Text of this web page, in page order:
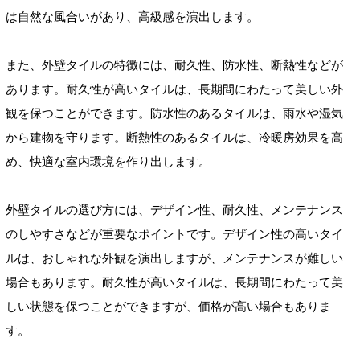
は自然な風合いがあり、高級感を演出します。
また、外壁タイルの特徴には、耐久性、防水性、断熱性などが
あります。耐久性が高いタイルは、長期間にわたって美しい外
観を保つことができます。防水性のあるタイルは、雨水や湿気
から建物を守ります。断熱性のあるタイルは、冷暖房効果を高
め、快適な室内環境を作り出します。
外壁タイルの選び方には、デザイン性、耐久性、メンテナンス
のしやすさなどが重要なポイントです。デザイン性の高いタイ
ルは、おしゃれな外観を演出しますが、メンテナンスが難しい
場合もあります。耐久性が高いタイルは、長期間にわたって美
しい状態を保つことができますが、価格が高い場合もありま
す。